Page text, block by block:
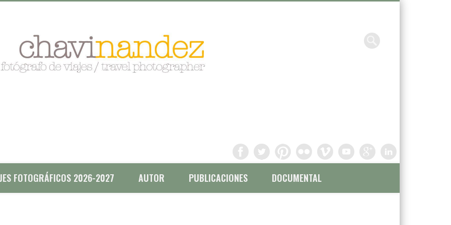
Chavinandez, Fotografía y
FOTOGRÁFICOS 2026-2027 AUTOR PUBLICACIONES DOCUMENTAL